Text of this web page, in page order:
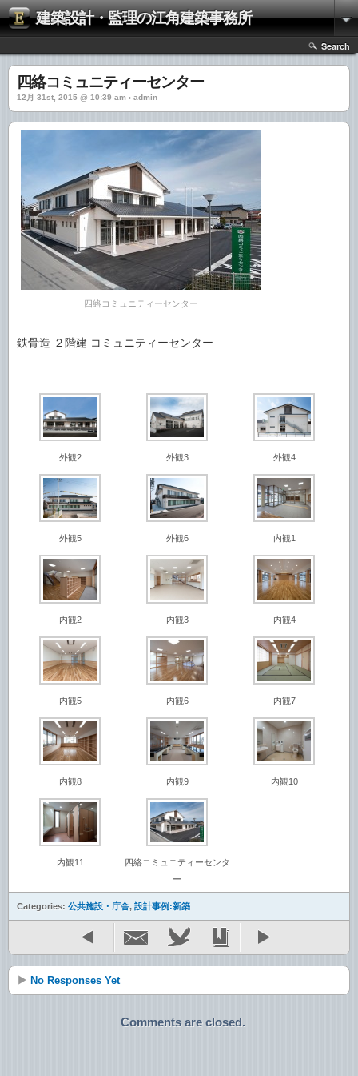
建築設計・監理の江角建築事務所
Search
四絡コミュニティーセンター
12月 31st, 2015 @ 10:39 am › admin
四絡コミュニティーセンター
鉄骨造 ２階建 コミュニティーセンター
外観2 外観3 外観4
外観5 外観6 内観1
内観2 内観3 内観4
内観5 内観6 内観7
内観8 内観9 内観10
内観11
四絡コミュニティーセンタ
ー
Categories: 公共施設・庁舎, 設計事例:新築
No Responses Yet
Comments are closed.